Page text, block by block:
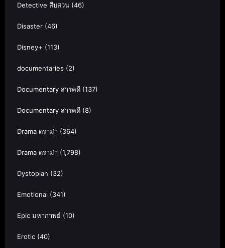
Detective สืบสวน (46)
Disaster (46)
Disney+ (113)
documentaries (2)
Documentary สารคดี (137)
Documentary สารคดี (8)
Drama ดราม่า (364)
Drama ดราม่า (1,798)
Dystopian (32)
Emotional (341)
Epic มหากาพย์ (10)
Erotic (40)